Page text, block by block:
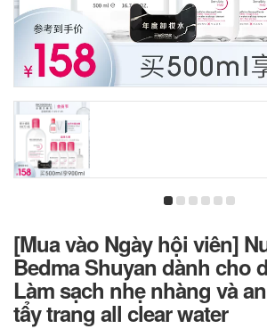
[Mua vào Ngày hội viên]
Bedma Shuyan dành cho
Làm sạch nhẹ nhàng và
tẩy trang all clear water